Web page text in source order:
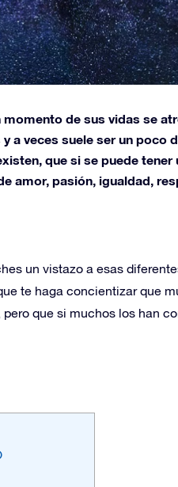
de sus vidas se
a veces suele ser un poco
que si se puede tener
amor, pasión, igualdad,
un vistazo a esas
te haga concientizar que
que si muchos los han